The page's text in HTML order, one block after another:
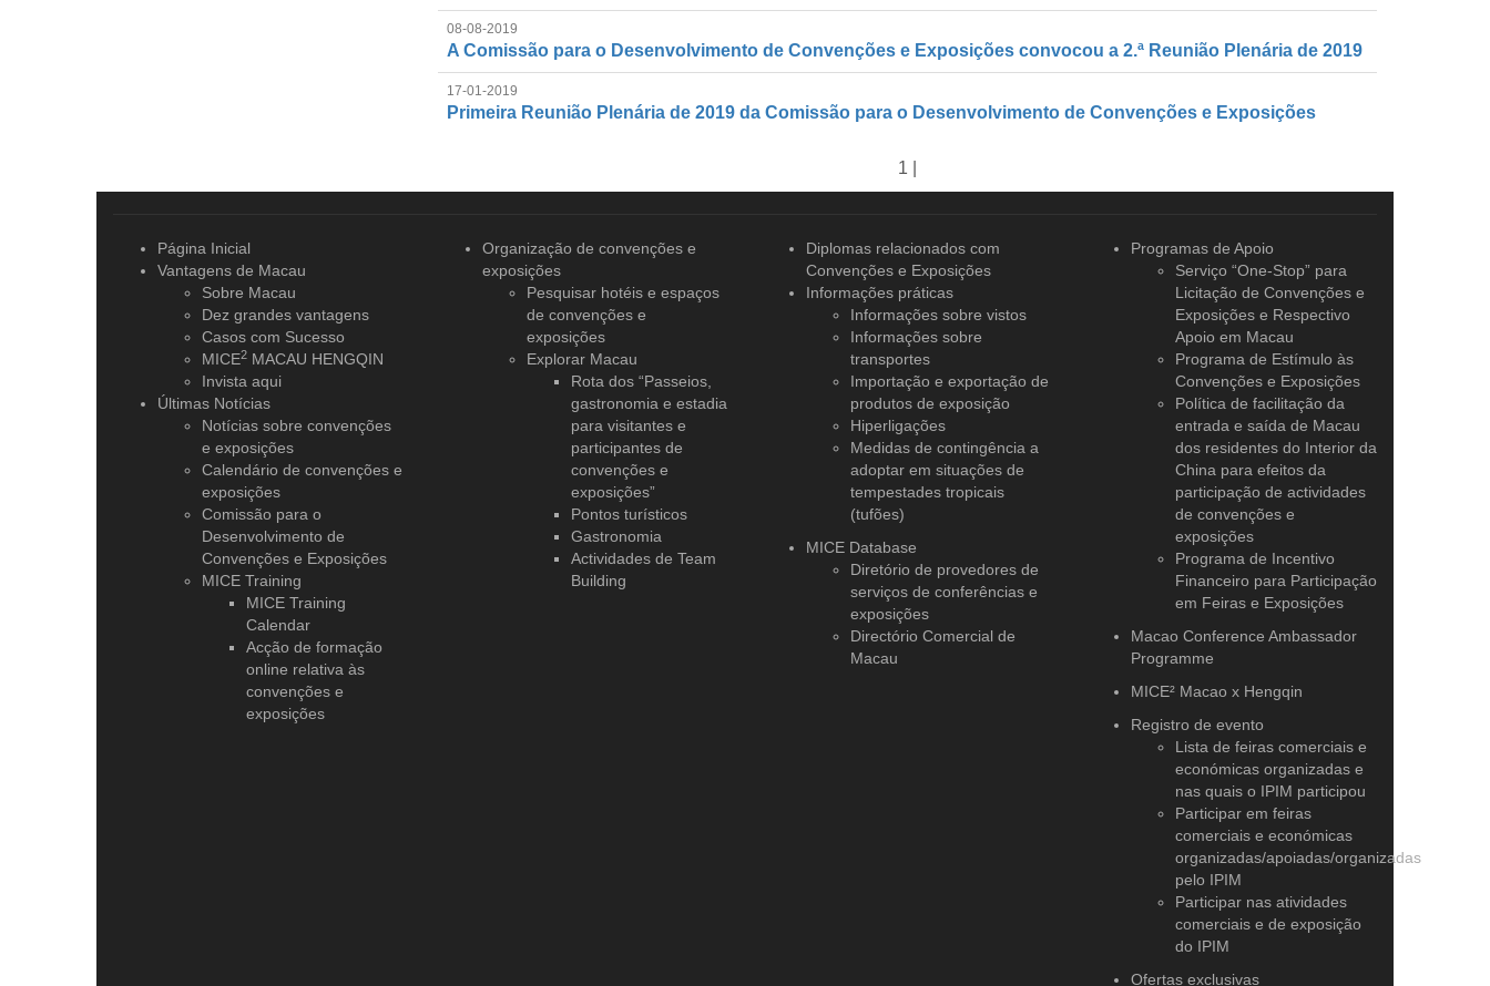
08-08-2019
A Comissão para o Desenvolvimento de Convenções e Exposições convocou a 2.ª Reunião Plenária de 2019
17-01-2019
Primeira Reunião Plenária de 2019 da Comissão para o Desenvolvimento de Convenções e Exposições
1 |
Página Inicial
Vantagens de Macau
Sobre Macau
Dez grandes vantagens
Casos com Sucesso
MICE2 MACAU HENGQIN
Invista aqui
Últimas Notícias
Notícias sobre convenções
e exposições
Calendário de convenções e
exposições
Comissão para o
Desenvolvimento de
Convenções e Exposições
MICE Training
MICE Training
Calendar
Acção de formação
online relativa às
convenções e
exposições
Organização de convençõese
exposições
Pesquisar hotéis e espaços
de convenções e
exposições
Explorar Macau
Rota dos “Passeios,
gastronomia e estadia
para visitantes e
participantes de
convenções e
exposições”
Pontos turísticos
Gastronomia
Actividades de Team
Building
Diplomas relacionados com
Convenções e Exposições
Informações práticas
Informações sobre vistos
Informações sobre
transportes
Importação e exportação de
produtos de exposição
Hiperligações
Medidas de contingência a
adoptar em situações de
tempestades tropicais
(tufões)
MICE Database
Diretório de provedores de
serviços de conferências e
exposições
Directório Comercial de
Macau
Programas de Apoio
Serviço “One-Stop” para
Licitação de Convenções e
Exposições e Respectivo
Apoio em Macau
Programa de Estímulo às
Convenções e Exposições
Política de facilitação da
entrada e saída de Macau
dos residentes do Interior da
China para efeitos da
participação de actividades
de convenções e
exposições
Programa de Incentivo
Financeiro para Participação
em Feiras e Exposições
Macao Conference Ambassador
Programme
MICE² Macao x Hengqin
Registro de evento
Lista de feiras comerciais e
económicas organizadas e
nas quais o IPIM participou
Participar em feiras
comerciais e económicas
organizadas/apoiadas/organizadas
pelo IPIM
Participar nas atividades
comerciais e de exposição
do IPIM
Ofertas exclusivas